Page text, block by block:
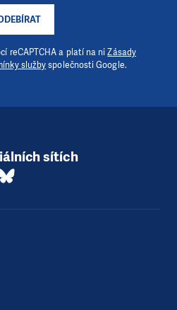
reCAPTCHA a platí na niZásady
službyspolečnosti Google.
sítích